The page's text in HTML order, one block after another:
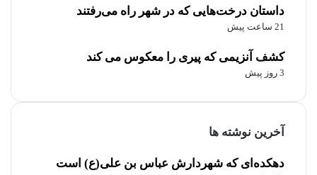
داستان درخت‌هایی که در شهر راه می‌رفتند
21 ساعت پیش
کشف آنزیمی که پیری را معکوس می کند
3 روز پیش
آخرین نوشته ها
دهکده‌ای که شهردارش عباس بن علی(ع) است